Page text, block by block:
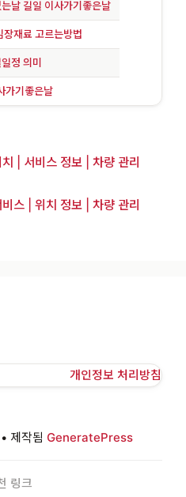
날 길일 이사가기좋은날
장재료 고르는방법
정 의미
가기좋은날
| 서비스 정보 | 차량 관리
스 | 위치 정보 | 차량 관리
개인정보 처리방침
• 제작됨 GeneratePress
링크